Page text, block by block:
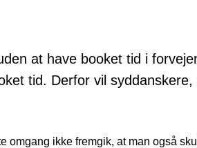
at have booket tid i
tid. Derfor vil
ikke fremgik, at man også